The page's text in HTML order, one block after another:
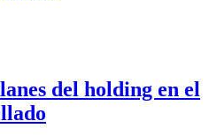
del holding en el